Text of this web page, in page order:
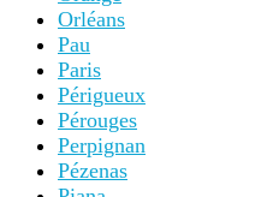
Orléans
Pau
Paris
Périgueux
Pérouges
Perpignan
Pézenas